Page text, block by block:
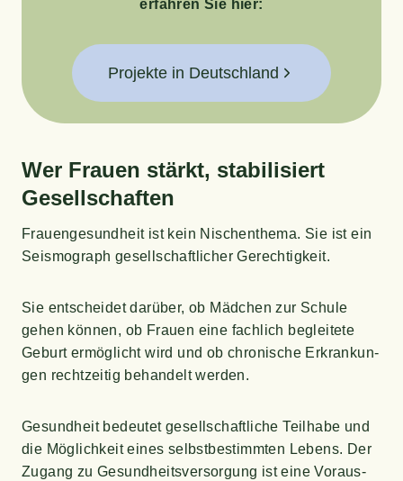
erfah­ren Sie hier:
Projekte in Deutschland
Wer Frau­en stärkt, sta­bi­li­siert
Gesellschaften
Frau­en­ge­sund­heit ist kein Nischen­the­ma. Sie ist ein
Seis­mo­graph gesell­schaft­li­cher Gerechtigkeit.
Sie ent­schei­det dar­über, ob Mäd­chen zur Schu­le
gehen kön­nen, ob Frau­en eine fach­lich beglei­te­te
Geburt ermög­licht wird und ob chro­ni­sche Erkran­kun­
gen recht­zei­tig behan­delt werden.
Gesund­heit bedeu­tet gesell­schaft­li­che Teil­ha­be und
die Mög­lich­keit eines selbst­be­stimm­ten Lebens. Der
Zugang zu Gesund­heits­ver­sor­gung ist eine Vor­aus­